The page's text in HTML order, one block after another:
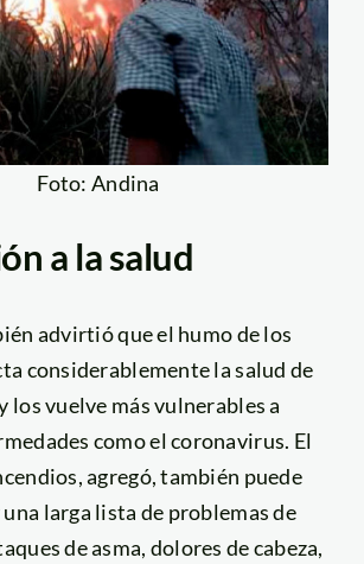
Foto: Andina
a la salud
advirtió que el humo de los
considerablemente la salud de
los vuelve más vulnerables a
como el coronavirus. El
agregó, también puede
larga lista de problemas de
de asma, dolores de cabeza,